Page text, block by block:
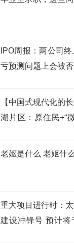
IPO周报：两公司
亏预测问题上会被
【中国式现代化的
湖片区：原住民+“
老妪是什么 老妪什
重大项目进行时：
建设冲锋号 预计将